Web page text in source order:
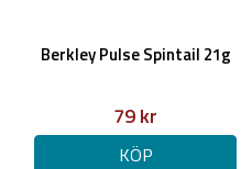
Berkley Pulse Spintail 21g
79 kr
KÖP